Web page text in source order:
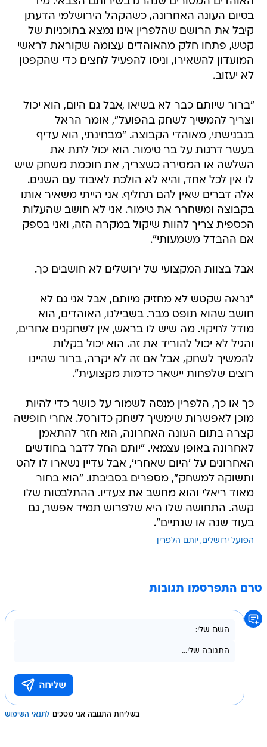
בסיום העונה האחרונה, כשהקהל הירושלמי הדעתן
קיבל את הרושם שהלפרין אינו נמצא בתוכניות של
קטש, פתחו חלק מהאוהדים עצומה שקוראת לראשי
המועדון להשאירו, וניסו להפעיל לחצים כדי שהקפטן
לא יעזוב.
"ברור שיותם כבר לא בשיאו ,אבל גם היום, הוא יכול
וצריך להמשיך לשחק בהפועל", אומר הראל
בנבנישתי, מאוהדי הקבוצה. "מבחינתי, הוא עדיף
בעשר דרגות על בר טימור. הוא יכול לתת את
השלשה או המסירה כשצריך, את חוכמת משחק שיש
לו אין לכל אחד, והיא לא הולכת לאיבוד עם השנים.
אלה דברים שאין להם תחליף. אני הייתי משאיר אותו
בקבוצה ומשחרר את טימור. אני לא חושב שהעלות
הכספית צריך להוות שיקול במקרה הזה, ואני בספק
אם ההבדל משמעותי".
אבל בצוות המקצועי של ירושלים לא חושבים כך.
"נראה שקטש לא מחזיק מיותם, אבל אני גם לא
חושב שהוא תופס מבר. בשבילנו, האוהדים, הוא
מודל לחיקוי. מה שיש לו בראש, אין לשחקנים אחרים,
והגיל לא יכול להוריד את זה. הוא יכול בקלות
להמשיך לשחק, אבל אם זה לא יקרה, ברור שהיינו
רוצים שלפחות יישאר כדמות מקצועית".
כך או כך, הלפרין מנסה לשמור על כושר כדי להיות
מוכן לאפשרות שימשיך לשחק כדורסל. אחרי חופשה
קצרה בתום העונה האחרונה, הוא חזר להתאמן
לאחרונה באופן עצמאי. "יותם החל לדבר בחודשים
האחרונים על 'היום שאחרי', אבל עדיין נשארו לו להט
ותשוקה למשחק", מספרים בסביבתו. "הוא בחור
מאוד ריאלי והוא מחשב את צעדיו. ההתלבטות שלו
קשה. התחושה שלו היא שלפרוש תמיד אפשר, גם
בעוד שנה או שנתיים".
הפועל ירושלים יותם הלפרין
טרם התפרסמו תגובות
בשליחת התגובה אני מסכים לתנאי השימוש